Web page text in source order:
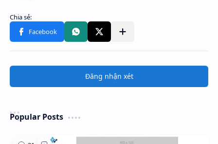
Đăng nhận xét
Popular Posts